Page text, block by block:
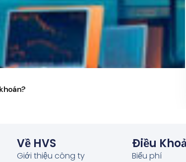
Về HVS
Giới thiệu công ty
Điều
Biểu phí